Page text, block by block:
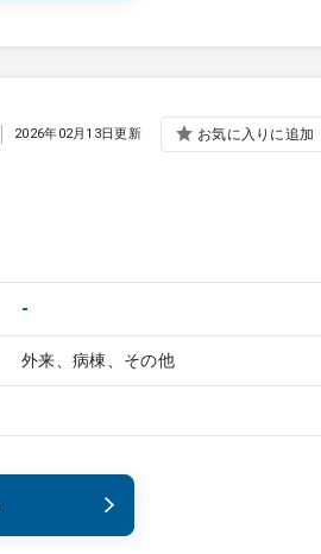
2026年02月13日更新 お気に入りに追加
-
外来、病棟、その他